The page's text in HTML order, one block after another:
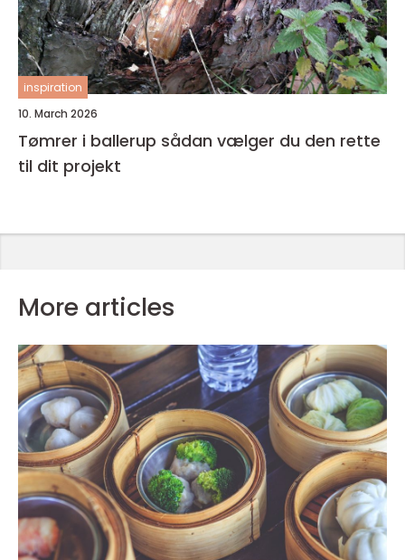
inspiration
10. March 2026
Tømrer i ballerup sådan vælger du den rette
til dit projekt
More articles